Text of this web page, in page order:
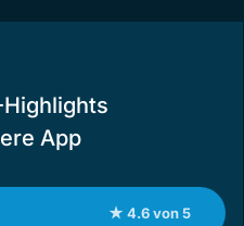
App
★ 4.6 von 5